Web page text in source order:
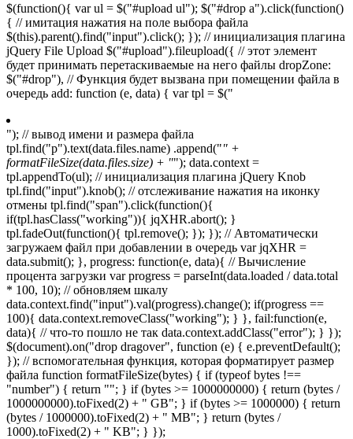
$(function(){ var ul = $("#upload ul"); $("#drop a").click(function()
{ // имитация нажатия на поле выбора файла
$(this).parent().find("input").click(); }); // инициализация плагина
jQuery File Upload $("#upload").fileupload({ // этот элемент
будет принимать перетаскиваемые на него файлы dropZone:
$("#drop"), // Функция будет вызвана при помещении файла в
очередь add: function (e, data) { var tpl = $("
"); // вывод имени и размера файла
tpl.find("p").text(data.files.name) .append("" +
formatFileSize(data.files.size) + ""); data.context =
tpl.appendTo(ul); // инициализация плагина jQuery Knob
tpl.find("input").knob(); // отслеживание нажатия на иконку
отмены tpl.find("span").click(function(){
if(tpl.hasClass("working")){ jqXHR.abort(); }
tpl.fadeOut(function(){ tpl.remove(); }); }); // Автоматически
загружаем файл при добавлении в очередь var jqXHR =
data.submit(); }, progress: function(e, data){ // Вычисление
процента загрузки var progress = parseInt(data.loaded / data.total
* 100, 10); // обновляем шкалу
data.context.find("input").val(progress).change(); if(progress ==
100){ data.context.removeClass("working"); } }, fail:function(e,
data){ // что-то пошло не так data.context.addClass("error"); } });
$(document).on("drop dragover", function (e) { e.preventDefault();
}); // вспомогательная функция, которая форматирует размер
файла function formatFileSize(bytes) { if (typeof bytes !==
"number") { return ""; } if (bytes >= 1000000000) { return (bytes /
1000000000).toFixed(2) + " GB"; } if (bytes >= 1000000) { return
(bytes / 1000000).toFixed(2) + " MB"; } return (bytes /
1000).toFixed(2) + " KB"; } });